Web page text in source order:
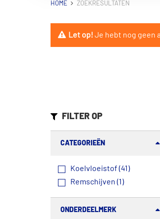
HOME ZOEKRESULTATEN
Let op!Je hebt nog geen
FILTER OP
CATEGORIEËN
Koelvloeistof (41)
Remschijven (1)
ONDERDEELMERK